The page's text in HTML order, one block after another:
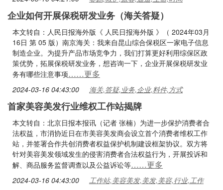
企业如何开展保税研发业务（海关答疑）
本文转自：人民日报海外版《 人民日报海外版 》（ 2024年03月
16日 第 05 版）南京海关：我来自昆山综合保税区一家电子信息
制造企业。为提升产品市场竞争力，我们打算更好利用综保区政
策优势，拓展保税研发业务，想咨询一下，企业开展保税研发业
务有哪些注意事项……更多
2024-03-16 04:43:00 海关,答疑,业务,企业,料件,方式
首家美容美发行业维权工作站揭牌
本文转自：北京日报本报讯（记者 张楠）为进一步保护消费者合
法权益，市消协近日在市美容美发商会设立首个消费者维权工作
站，并签署合作共创消费者权益保护机制建设框架协议。双方将
针对美容美发领域发生的侵害消费者合法权益行为，开展投诉和
解、商品服务监督调查以及公益诉讼等……更多
2024-03-16 04:43:00 工作站,美容美发,美发,美容,行业,工作